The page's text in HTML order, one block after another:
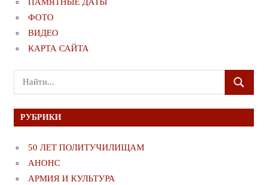
ПАМЯТНЫЕ ДАТЫ
ФОТО
ВИДЕО
КАРТА САЙТА
Поиск
для:
ПОИСК
РУБРИКИ
50 ЛЕТ ПОЛИТУЧИЛИЩАМ
АНОНС
АРМИЯ И КУЛЬТУРА